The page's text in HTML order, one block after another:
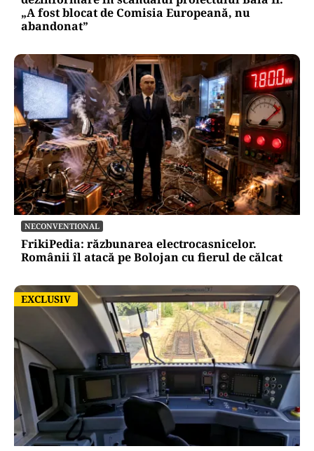
„A fost blocat de Comisia Europeană, nu
abandonat”
NECONVENTIONAL
FrikiPedia: răzbunarea electrocasnicelor.
Românii îl atacă pe Bolojan cu fierul de călcat
EXCLUSIV
EXCLUSIV